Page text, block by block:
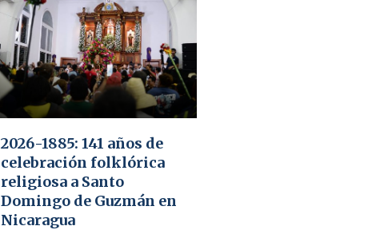
2026-1885: 141 años de
celebración folklórica
religiosa a Santo
Domingo de Guzmán en
Nicaragua